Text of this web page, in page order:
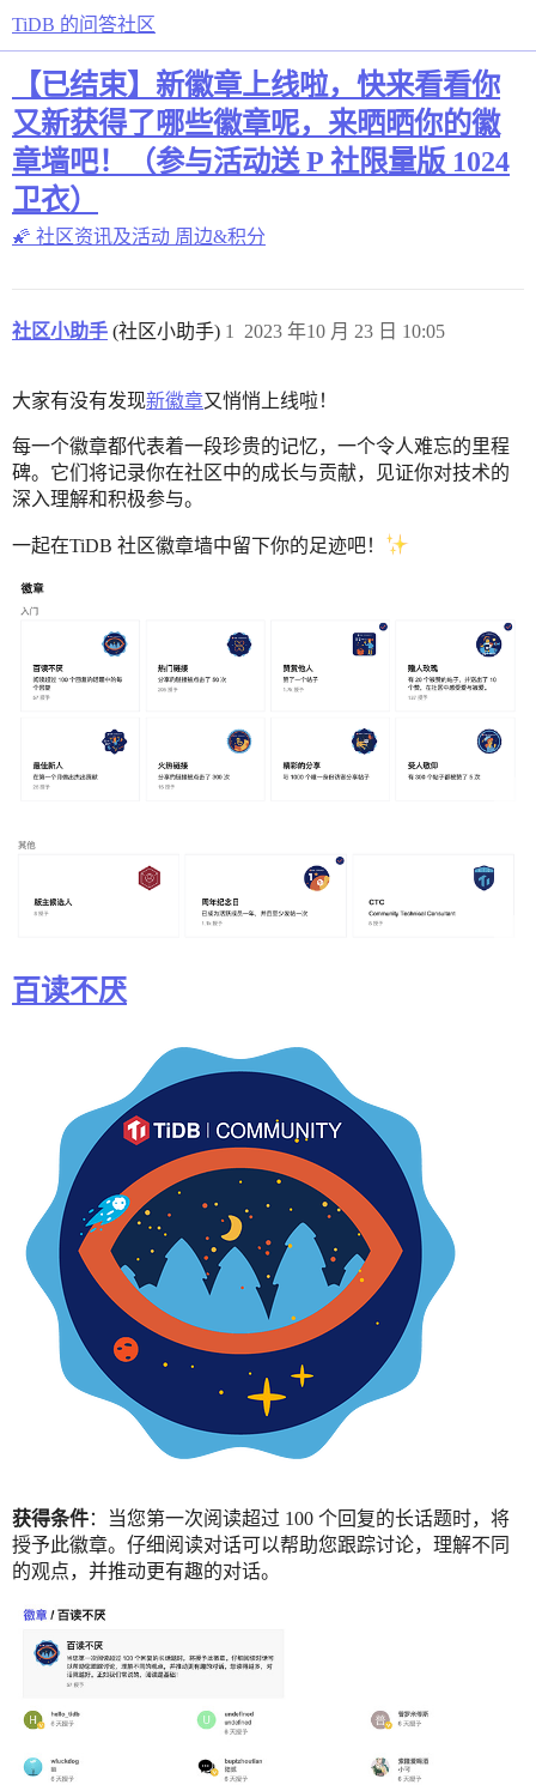
TiDB 的问答社区
【已结束】新徽章上线啦，快来看看你
又新获得了哪些徽章呢，来晒晒你的徽
章墙吧！（参与活动送 P 社限量版 1024
卫衣）
🌠 社区资讯及活动 周边&积分
社区小助手 (社区小助手) 2023 年10 月 23 日 10:05
1
大家有没有发现新徽章又悄悄上线啦！
每一个徽章都代表着一段珍贵的记忆，一个令人难忘的里程
碑。它们将记录你在社区中的成长与贡献，见证你对技术的
深入理解和积极参与。
一起在TiDB 社区徽章墙中留下你的足迹吧！
百读不厌
获得条件：当您第一次阅读超过 100 个回复的长话题时，将
授予此徽章。仔细阅读对话可以帮助您跟踪讨论，理解不同
的观点，并推动更有趣的对话。